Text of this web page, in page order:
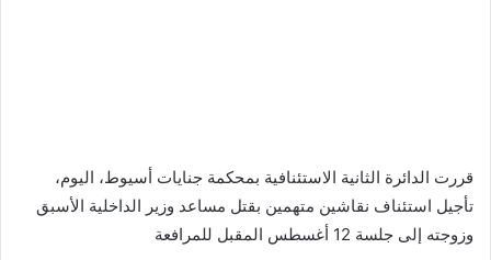
قررت الدائرة الثانية الاستئنافية بمحكمة جنايات أسيوط، اليوم،
تأجيل استئناف نقاشين متهمين بقتل مساعد وزير الداخلية الأسبق
وزوجته إلى جلسة 12 أغسطس المقبل للمرافعة